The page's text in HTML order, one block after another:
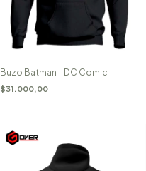
Buzo Batman - DC Comic
$31.000,00